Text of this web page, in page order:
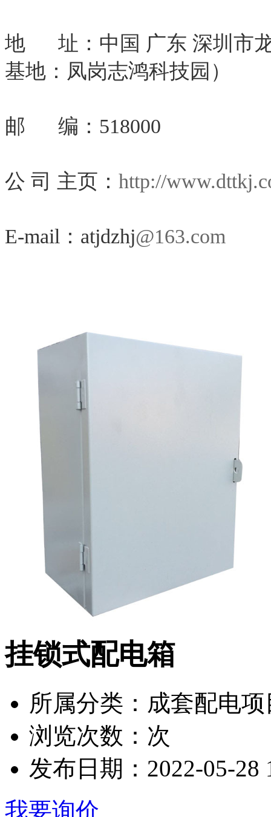
地 址：中国 广东 深圳市
基地：凤岗志鸿科技园）
邮 编：518000
公 司 主页： http://
E-mail：atjdzhj@163.com
挂锁式配电箱
所属分类： 成套配电项
浏览次数： 次
发布日期： 2022-05-28
我要询价